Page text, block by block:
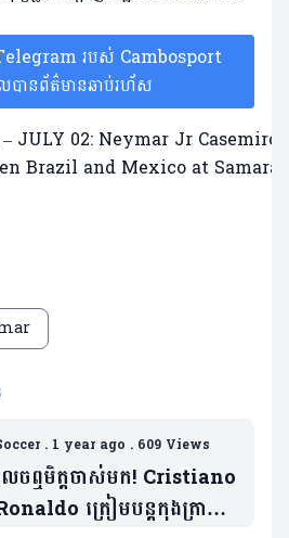
របស់ Cambosport
បានព័ត៌មានឆាប់រហ័ស
– JULY 02: Neymar Jr
Brazil and Mexico at
. 1 year ago . 609 Views
េចឮមិត្តចាស់មក! Cristiano
ត្រៀមបន្តកុងត្រាថ្មី